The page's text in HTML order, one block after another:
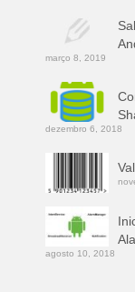
março 8, 2019
dezembro 6, 2018
agosto 10, 2018